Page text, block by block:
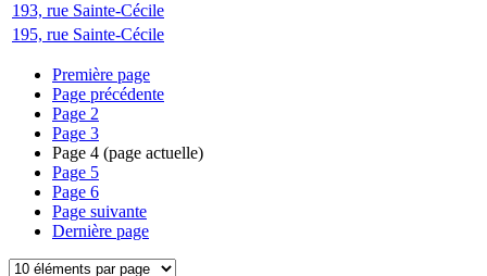
193, rue Sainte-Cécile
195, rue Sainte-Cécile
Première page
Page précédente
Page 2
Page 3
Page 4 (page actuelle)
Page 5
Page 6
Page suivante
Dernière page